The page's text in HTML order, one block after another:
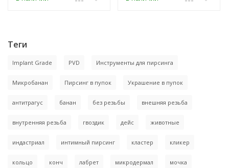
Теги
Implant Grade PVD Инструменты для пирсинга
Микробанан Пирсинг в пупок Украшение в пупок
антитрагус банан без резьбы внешняя резьба
внутренняя резьба гвоздик дейс животные
индастриал интимный пирсинг кластер кликер
кольцо конч лабрет микродермал мочка